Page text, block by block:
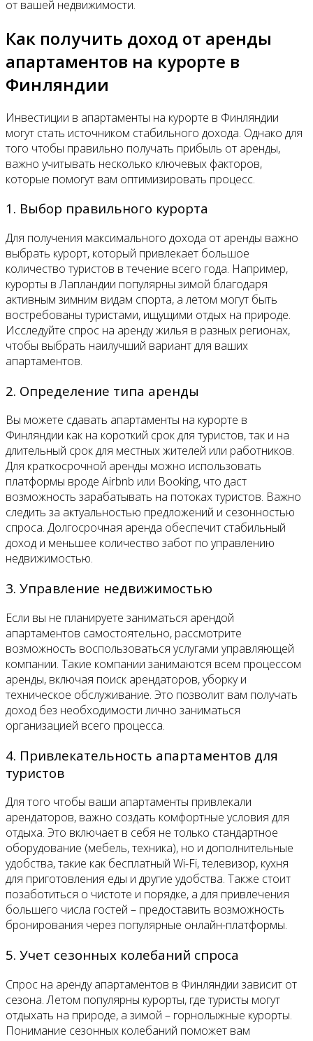
от вашей недвижимости.
Как получить доход от аренды
апартаментов на курорте в
Финляндии
Инвестиции в апартаменты на курорте в Финляндии
могут стать источником стабильного дохода. Однако для
того чтобы правильно получать прибыль от аренды,
важно учитывать несколько ключевых факторов,
которые помогут вам оптимизировать процесс.
1. Выбор правильного курорта
Для получения максимального дохода от аренды важно
выбрать курорт, который привлекает большое
количество туристов в течение всего года. Например,
курорты в Лапландии популярны зимой благодаря
активным зимним видам спорта, а летом могут быть
востребованы туристами, ищущими отдых на природе.
Исследуйте спрос на аренду жилья в разных регионах,
чтобы выбрать наилучший вариант для ваших
апартаментов.
2. Определение типа аренды
Вы можете сдавать апартаменты на курорте в
Финляндии как на короткий срок для туристов, так и на
длительный срок для местных жителей или работников.
Для краткосрочной аренды можно использовать
платформы вроде Airbnb или Booking, что даст
возможность зарабатывать на потоках туристов. Важно
следить за актуальностью предложений и сезонностью
спроса. Долгосрочная аренда обеспечит стабильный
доход и меньшее количество забот по управлению
недвижимостью.
3. Управление недвижимостью
Если вы не планируете заниматься арендой
апартаментов самостоятельно, рассмотрите
возможность воспользоваться услугами управляющей
компании. Такие компании занимаются всем процессом
аренды, включая поиск арендаторов, уборку и
техническое обслуживание. Это позволит вам получать
доход без необходимости лично заниматься
организацией всего процесса.
4. Привлекательность апартаментов для
туристов
Для того чтобы ваши апартаменты привлекали
арендаторов, важно создать комфортные условия для
отдыха. Это включает в себя не только стандартное
оборудование (мебель, техника), но и дополнительные
удобства, такие как бесплатный Wi-Fi, телевизор, кухня
для приготовления еды и другие удобства. Также стоит
позаботиться о чистоте и порядке, а для привлечения
большего числа гостей – предоставить возможность
бронирования через популярные онлайн-платформы.
5. Учет сезонных колебаний спроса
Спрос на аренду апартаментов в Финляндии зависит от
сезона. Летом популярны курорты, где туристы могут
отдыхать на природе, а зимой – горнолыжные курорты.
Понимание сезонных колебаний поможет вам